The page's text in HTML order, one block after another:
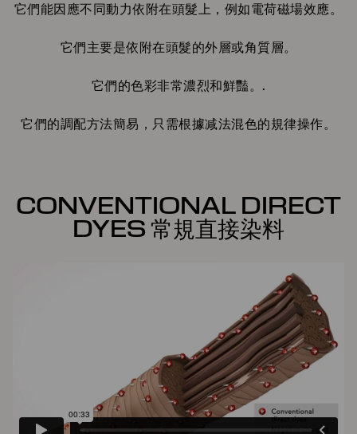
它們能因應不同動力依附在頭髮上，例如電荷磁場效應。
它們主要是依附在頭髮的外層或角質層。
它們的色彩非常濃烈和鮮豔。.
它們的調配方法簡易，只需根據减法混色的規律操作。
CONVENTIONAL DIRECT
DYES 常規直接染料